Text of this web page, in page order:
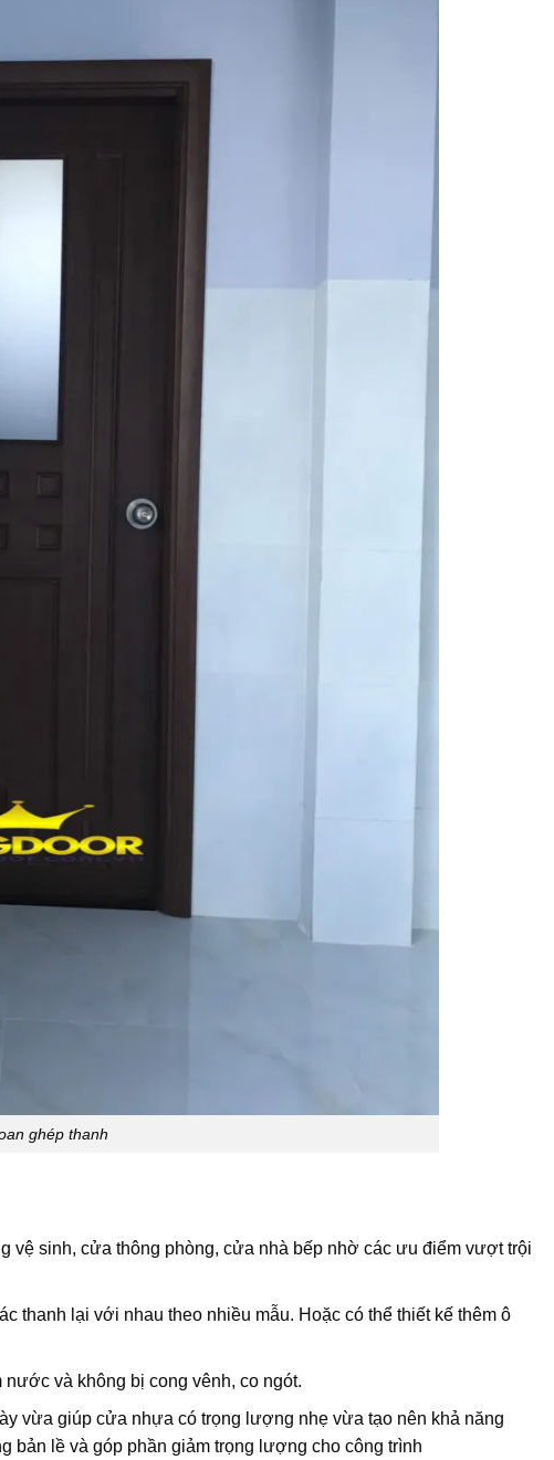
ghép thanh
vệ sinh, cửa thông phòng, cửa nhà bếp nhờ các ưu điểm vượt trội
thanh lại với nhau theo nhiều mẫu. Hoặc có thể thiết kế thêm ô
và không bị cong vênh, co ngót.
vừa giúp cửa nhựa có trọng lượng nhẹ vừa tạo nên khả năng
bản lề và góp phần giảm trọng lượng cho công trình